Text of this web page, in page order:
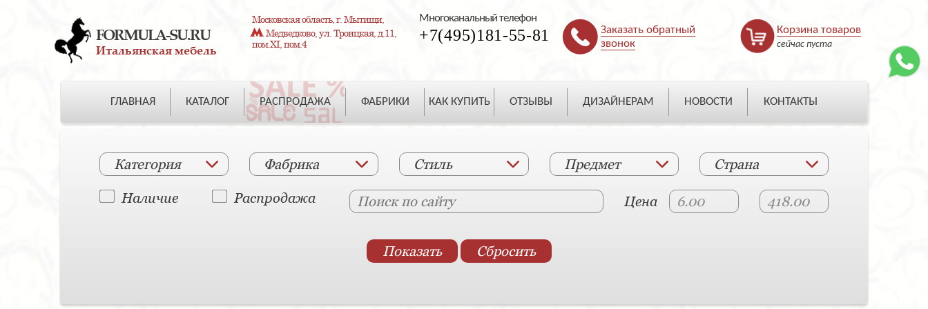
FORMULA-SU.RU
Итальянская мебель
Московская область, г. Мытищи,
Медведково, ул. Троицкая, д.11,
пом.XI, пом.4
Многоканальный телефон
+7(495)181-55-81
Заказать обратный
звонок
Корзина товаров
сейчас пуста
ГЛАВНАЯ КАТАЛОГ РАСПРОДАЖА ФАБРИКИ КАК КУПИТЬ ОТЗЫВЫ ДИЗАЙНЕРАМ НОВОСТИ КОНТАКТЫ
Категория Фабрика Стиль Предмет Страна
Наличие Распродажа Цена